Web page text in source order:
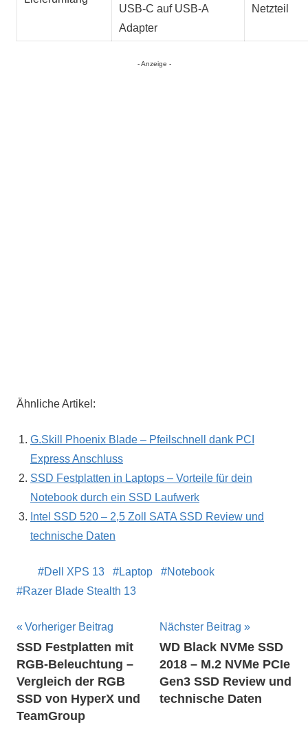
USB-C auf USB-A
Adapter
Netzteil
- Anzeige -
Ähnliche Artikel:
G.Skill Phoenix Blade – Pfeilschnell dank PCI
Express Anschluss
SSD Festplatten in Laptops – Vorteile für dein
Notebook durch ein SSD Laufwerk
Intel SSD 520 – 2,5 Zoll SATA SSD Review und
technische Daten
Dell XPS 13 Laptop
Notebook
Razer Blade Stealth 13
Beitragsnavigation
Vorheriger Beitrag
SSD Festplatten mit
RGB-Beleuchtung –
Vergleich der RGB
SSD von HyperX und
TeamGroup
Nächster Beitrag
WD Black NVMe SSD
2018 – M.2 NVMe PCIe
Gen3 SSD Review und
technische Daten